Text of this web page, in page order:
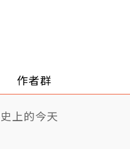
作者群
上的今天